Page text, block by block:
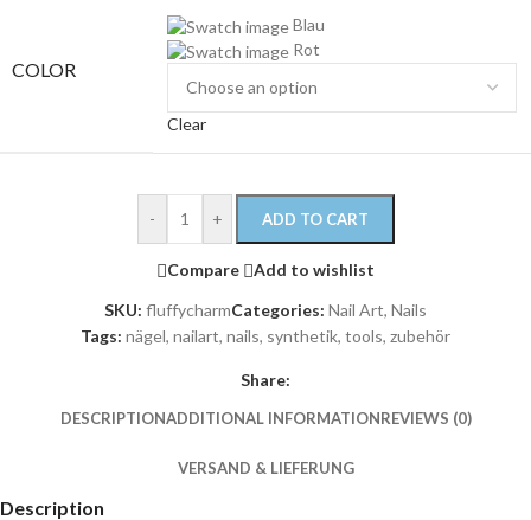
COLOR
Blau
Rot
Clear
- + ADD TO CART
Compare
Add to wishlist
SKU: fluffycharmCategories: Nail Art, Nails
Tags: nägel, nailart, nails, synthetik, tools, zubehör
Share:
DESCRIPTIONADDITIONAL INFORMATIONREVIEWS (0)
VERSAND & LIEFERUNG
Description